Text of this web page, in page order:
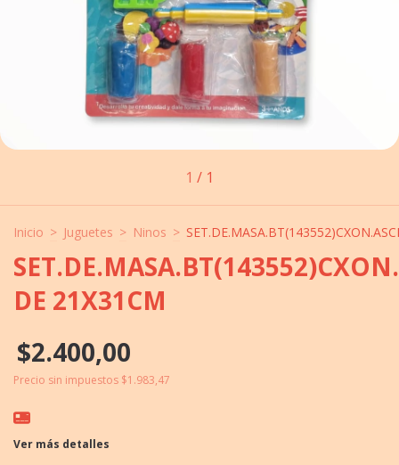
1 / 1
Inicio > Juguetes > Ninos >
DE 21X31CM
$2.400,00
Precio sin impuestos $1.983,47
Ver más detalles